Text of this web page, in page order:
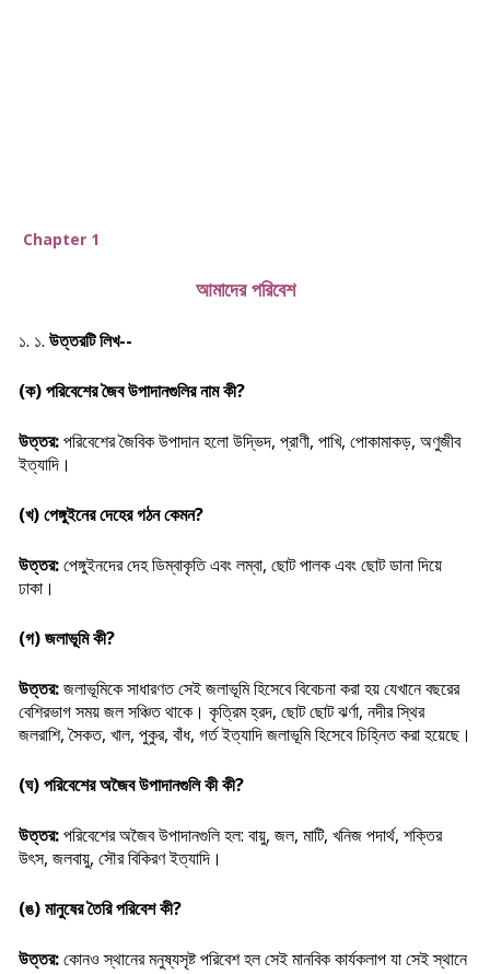
Chapter 1
আমাদের পরিবেশ
১. ১. উত্তরটি লিখ--
(ক) পরিবেশের জৈব উপাদানগুলির নাম কী?
উত্তর:পরিবেশের জৈবিক উপাদান হলো উদ্ভিদ, প্রাণী, পাখি, পোকামাকড়, অণুজীব
ইত্যাদি।
(খ) পেঙ্গুইনের দেহের গঠন কেমন?
উত্তর:পেঙ্গুইনদের দেহ ডিম্বাকৃতি এবং লম্বা, ছোট পালক এবং ছোট ডানা দিয়ে
ঢাকা।
(গ) জলাভূমি কী?
উত্তর:জলাভূমিকে সাধারণত সেই জলাভূমি হিসেবে বিবেচনা করা হয় যেখানে বছরের
বেশিরভাগ সময় জল সঞ্চিত থাকে। কৃত্রিম হ্রদ, ছোট ছোট ঝর্ণা, নদীর স্থির
জলরাশি, সৈকত, খাল, পুকুর, বাঁধ, গর্ত ইত্যাদি জলাভূমি হিসেবে চিহ্নিত করা হয়েছে।
(ঘ) পরিবেশের অজৈব উপাদানগুলি কী কী?
উত্তর:পরিবেশের অজৈব উপাদানগুলি হল: বায়ু, জল, মাটি, খনিজ পদার্থ, শক্তির
উৎস, জলবায়ু, সৌর বিকিরণ ইত্যাদি।
(ঙ) মানুষের তৈরি পরিবেশ কী?
উত্তর:কোনও স্থানের মনুষ্যসৃষ্ট পরিবেশ হল সেই মানবিক কার্যকলাপ যা সেই স্থানে